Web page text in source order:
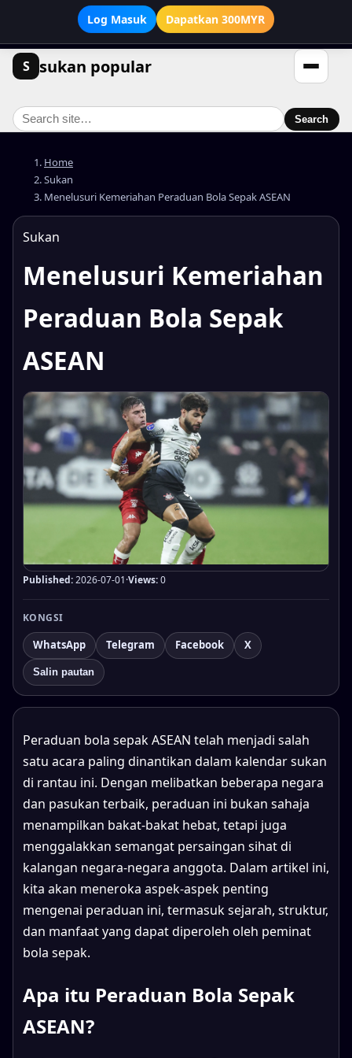
Log Masuk Dapatkan 300MYR
S sukan popular
Search
Search
Home
Sukan
Menelusuri Kemeriahan Peraduan Bola Sepak ASEAN
Sukan
Menelusuri Kemeriahan
Peraduan Bola Sepak
ASEAN
Published:2026-07-01·Views:0
KONGSI
WhatsApp Telegram Facebook X
Salin pautan
Peraduan bola sepak ASEAN telah menjadi salah
satu acara paling dinantikan dalam kalendar sukan
di rantau ini. Dengan melibatkan beberapa negara
dan pasukan terbaik, peraduan ini bukan sahaja
menampilkan bakat-bakat hebat, tetapi juga
menggalakkan semangat persaingan sihat di
kalangan negara-negara anggota. Dalam artikel ini,
kita akan meneroka aspek-aspek penting
mengenai peraduan ini, termasuk sejarah, struktur,
dan manfaat yang dapat diperoleh oleh peminat
bola sepak.
Apa itu Peraduan Bola Sepak
ASEAN?